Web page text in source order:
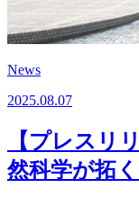
News
2025.08.07
【プレスリ
然科学が拓く